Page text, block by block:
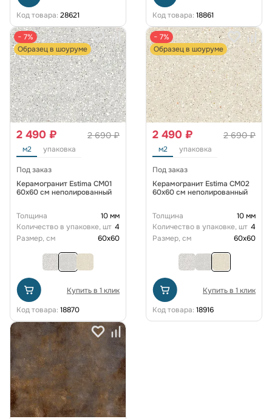
Код товара: 28621
Код товара: 18861
− 7%
Образец в шоуруме
2 690 ₽
2 490 ₽
м2 упаковка
Под заказ
Керамогранит Estima CM01
60x60 см неполированный
Толщина
10 мм
Количество в упаковке, шт 4
Размер, см
60x60
Купить в 1 клик
Код товара: 18870
− 7%
Образец в шоуруме
2 690 ₽
2 490 ₽
м2 упаковка
Под заказ
Керамогранит Estima CM02
60x60 см неполированный
Толщина
10 мм
Количество в упаковке, шт 4
Размер, см
60x60
Купить в 1 клик
Код товара: 18916